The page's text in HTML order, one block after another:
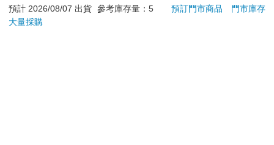
日）。
辦理退換貨時，商品（組合商品恕無法接受單獨退貨）必須
預計 2026/08/07 出貨 參考庫存量：5 預訂門市商品
門市庫存
大量採購